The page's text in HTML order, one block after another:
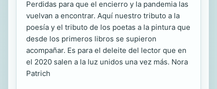
Perdidas para que el encierro y la pandemia las
vuelvan a encontrar. Aquí nuestro tributo a la
poesía y el tributo de los poetas a la pintura que
desde los primeros libros se supieron
acompañar. Es para el deleite del lector que en
el 2020 salen a la luz unidos una vez más. Nora
Patrich